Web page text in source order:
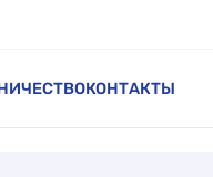
КОНТАКТЫ